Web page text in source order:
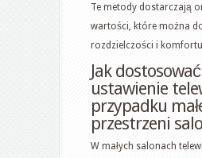
Te metody dostarczają
wartości, które można
rozdzielczości i
Jak dostosować
ustawienie
przypadku
przestrzeni
W małych salonach